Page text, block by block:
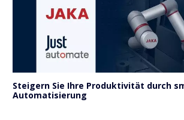
Steigern Sie Ihre Produktivität durch
Automatisierung